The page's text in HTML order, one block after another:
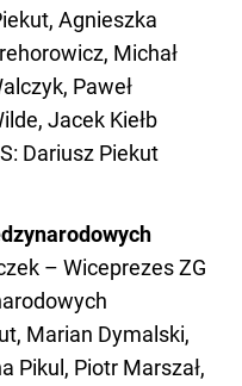
Agnieszka
Michał
Paweł
Jacek Kiełb
Dariusz Piekut
– Wiceprezes ZG
Marian Dymalski,
Pikul, Piotr Marszał,